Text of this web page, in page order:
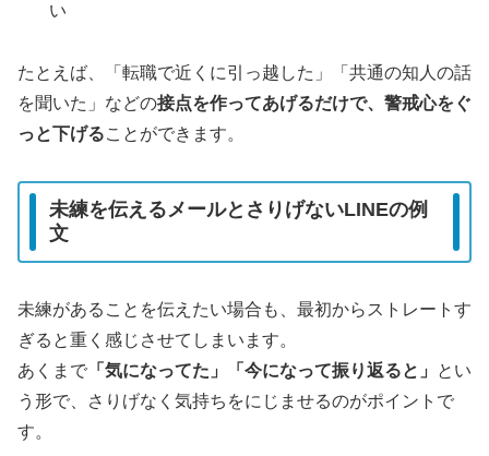
い
たとえば、「転職で近くに引っ越した」「共通の知人の話
を聞いた」などの接点を作ってあげるだけで、警戒心をぐ
っと下げることができます。
未練を伝えるメールとさりげないLINEの例
文
未練があることを伝えたい場合も、最初からストレートす
ぎると重く感じさせてしまいます。
あくまで 「気になってた」「今になって振り返ると」
とい
う形で、さりげなく気持ちをにじませるのがポイントで
す。